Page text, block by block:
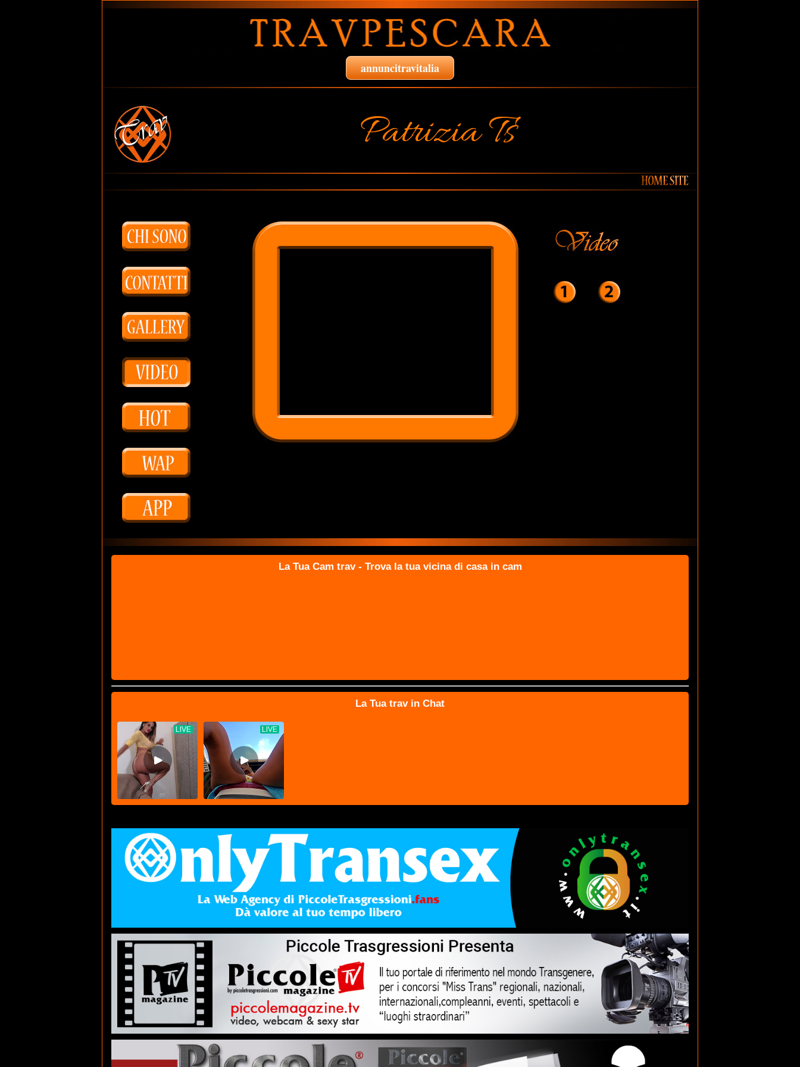
annuncitravitalia
Patrizia Ts
La Tua Cam trav - Trova la tua vicina di casa in cam
La Tua trav in Chat